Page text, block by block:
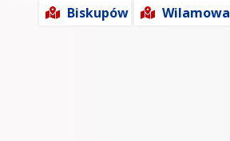
Biskupów
Wilamowa